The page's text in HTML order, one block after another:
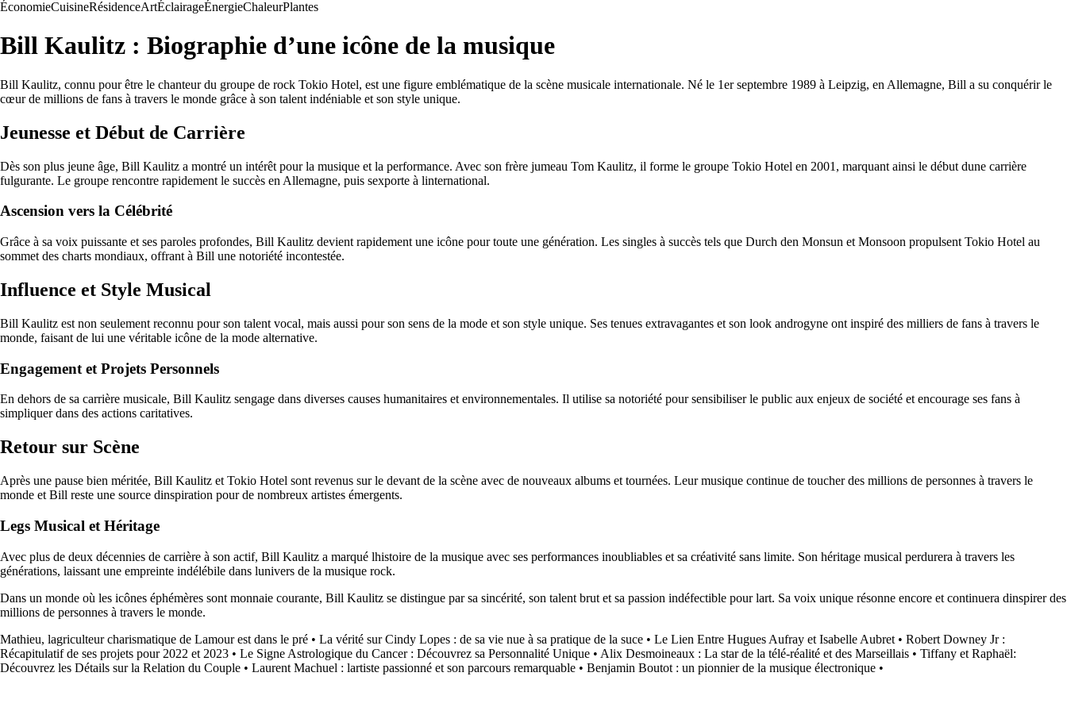
ÉconomieCuisineRésidenceArtÉclairageÉnergieChaleurPlantes
Bill Kaulitz : Biographie d’une icône de la musique
Bill Kaulitz, connu pour être le chanteur du groupe de rock Tokio Hotel, est une figure emblématique de la scène musicale internationale. Né le 1er septembre 1989 à Leipzig, en Allemagne, Bill a su conquérir le
cœur de millions de fans à travers le monde grâce à son talent indéniable et son style unique.
Jeunesse et Début de Carrière
Dès son plus jeune âge, Bill Kaulitz a montré un intérêt pour la musique et la performance. Avec son frère jumeau Tom Kaulitz, il forme le groupe Tokio Hotel en 2001, marquant ainsi le début dune carrière
fulgurante. Le groupe rencontre rapidement le succès en Allemagne, puis sexporte à linternational.
Ascension vers la Célébrité
Grâce à sa voix puissante et ses paroles profondes, Bill Kaulitz devient rapidement une icône pour toute une génération. Les singles à succès tels que Durch den Monsun et Monsoon propulsent Tokio Hotel au
sommet des charts mondiaux, offrant à Bill une notoriété incontestée.
Influence et Style Musical
Bill Kaulitz est non seulement reconnu pour son talent vocal, mais aussi pour son sens de la mode et son style unique. Ses tenues extravagantes et son look androgyne ont inspiré des milliers de fans à travers le
monde, faisant de lui une véritable icône de la mode alternative.
Engagement et Projets Personnels
En dehors de sa carrière musicale, Bill Kaulitz sengage dans diverses causes humanitaires et environnementales. Il utilise sa notoriété pour sensibiliser le public aux enjeux de société et encourage ses fans à
simpliquer dans des actions caritatives.
Retour sur Scène
Après une pause bien méritée, Bill Kaulitz et Tokio Hotel sont revenus sur le devant de la scène avec de nouveaux albums et tournées. Leur musique continue de toucher des millions de personnes à travers le
monde et Bill reste une source dinspiration pour de nombreux artistes émergents.
Legs Musical et Héritage
Avec plus de deux décennies de carrière à son actif, Bill Kaulitz a marqué lhistoire de la musique avec ses performances inoubliables et sa créativité sans limite. Son héritage musical perdurera à travers les
générations, laissant une empreinte indélébile dans lunivers de la musique rock.
Dans un monde où les icônes éphémères sont monnaie courante, Bill Kaulitz se distingue par sa sincérité, son talent brut et sa passion indéfectible pour lart. Sa voix unique résonne encore et continuera dinspirer des
millions de personnes à travers le monde.
Mathieu, lagriculteur charismatique de Lamour est dans le pré • La vérité sur Cindy Lopes : de sa vie nue à sa pratique de la suce • Le Lien Entre Hugues Aufray et Isabelle Aubret • Robert Downey Jr :
Récapitulatif de ses projets pour 2022 et 2023 • Le Signe Astrologique du Cancer : Découvrez sa Personnalité Unique • Alix Desmoineaux : La star de la télé-réalité et des Marseillais • Tiffany et Raphaël:
Découvrez les Détails sur la Relation du Couple • Laurent Machuel : lartiste passionné et son parcours remarquable • Benjamin Boutot : un pionnier de la musique électronique •